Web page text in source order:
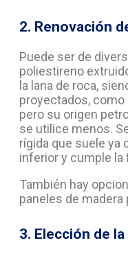
2. Renovación
Puede ser de
poliestireno
la lana de roca,
proyectados,
pero su origen
se utilice menos.
rígida que suele ya
inferior y cumple la
También hay
paneles de madera
3. Elección de